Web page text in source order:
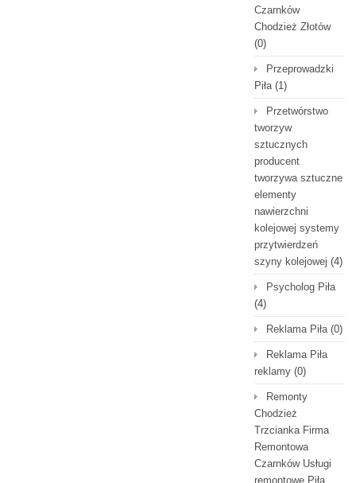
Czarnków
Chodzież Złotów
(0)
Przeprowadzki
Piła(1)
Przetwórstwo
tworzyw
sztucznych
producent
tworzywa sztuczne
elementy
nawierzchni
kolejowej systemy
przytwierdzeń
szyny kolejowej (4)
Psycholog Piła
(4)
Reklama Piła(0)
Reklama Piła
reklamy (0)
Remonty
Chodzież
Trzcianka Firma
Remontowa
Czarnków Usługi
remontowe Piła